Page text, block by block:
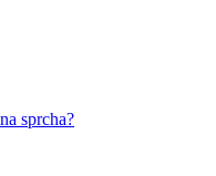
sprcha?